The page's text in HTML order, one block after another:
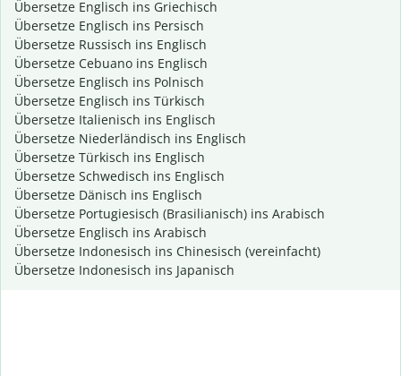
Übersetze Englisch ins Griechisch
Übersetze Englisch ins Persisch
Übersetze Russisch ins Englisch
Übersetze Cebuano ins Englisch
Übersetze Englisch ins Polnisch
Übersetze Englisch ins Türkisch
Übersetze Italienisch ins Englisch
Übersetze Niederländisch ins Englisch
Übersetze Türkisch ins Englisch
Übersetze Schwedisch ins Englisch
Übersetze Dänisch ins Englisch
Übersetze Portugiesisch (Brasilianisch) ins Arabisch
Übersetze Englisch ins Arabisch
Übersetze Indonesisch ins Chinesisch (vereinfacht)
Übersetze Indonesisch ins Japanisch